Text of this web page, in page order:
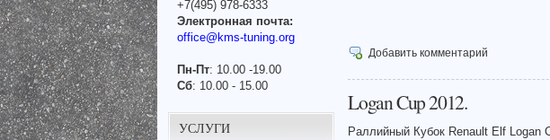
+7(495) 978-6333
Электронная почта:
office@kms-tuning.org
Пн-Пт: 10.00 -19.00
Сб: 10.00 - 15.00
УСЛУГИ
Добавить комментарий
Logan Cup 2012.
Раллийный Кубок Renault Elf Logan